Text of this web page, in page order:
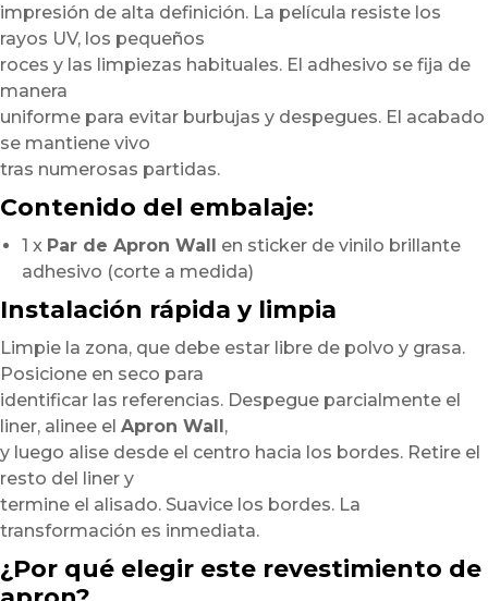
impresión de alta definición. La película resiste los
rayos UV, los pequeños
roces y las limpiezas habituales. El adhesivo se fija de
manera
uniforme para evitar burbujas y despegues. El acabado
se mantiene vivo
tras numerosas partidas.
Contenido del embalaje:
1 x Par de Apron Wall en sticker de vinilo brillante
adhesivo (corte a medida)
Instalación rápida y limpia
Limpie la zona, que debe estar libre de polvo y grasa.
Posicione en seco para
identificar las referencias. Despegue parcialmente el
liner, alinee el Apron Wall,
y luego alise desde el centro hacia los bordes. Retire el
resto del liner y
termine el alisado. Suavice los bordes. La
transformación es inmediata.
¿Por qué elegir este revestimiento de